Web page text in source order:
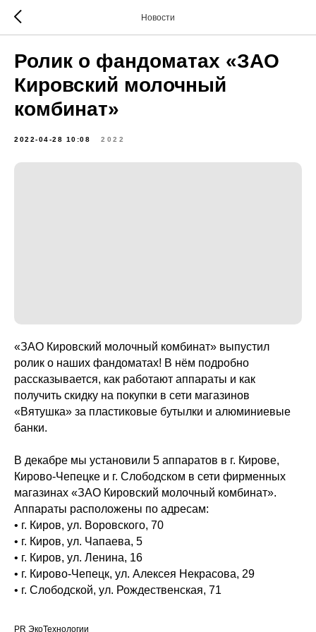
Новости
Ролик о фандоматах «ЗАО
Кировский молочный
комбинат»
2022-04-28 10:08 2022
«ЗАО Кировский молочный комбинат» выпустил
ролик о наших фандоматах! В нём подробно
рассказывается, как работают аппараты и как
получить скидку на покупки в сети магазинов
«Вятушка» за пластиковые бутылки и алюминиевые
банки.
В декабре мы установили 5 аппаратов в г. Кирове,
Кирово-Чепецке и г. Слободском в сети фирменных
магазинах «ЗАО Кировский молочный комбинат».
Аппараты расположены по адресам:
• г. Киров, ул. Воровского, 70
• г. Киров, ул. Чапаева, 5
• г. Киров, ул. Ленина, 16
• г. Кирово-Чепецк, ул. Алексея Некрасова, 29
• г. Слободской, ул. Рождественская, 71
PR ЭкоТехнологии